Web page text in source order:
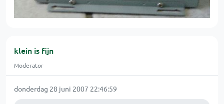
klein is fijn
Moderator
donderdag 28 juni 2007 22:46:59